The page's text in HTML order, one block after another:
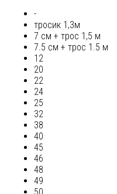
-
тросик 1,3м
7 см + трос 1,5 м
7.5 см + трос 1.5 м
12
20
22
24
25
32
38
40
45
46
48
49